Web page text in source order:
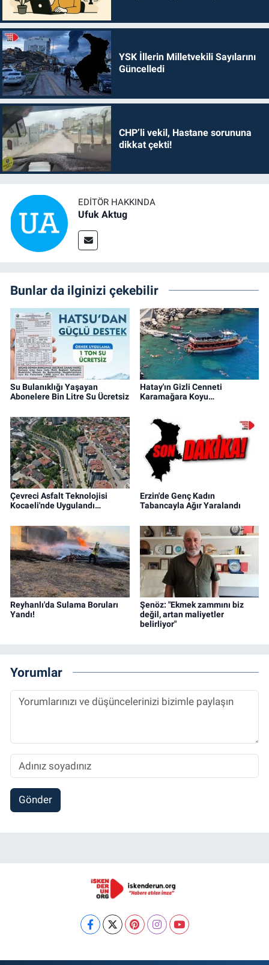
YSK İllerin Milletvekili Sayılarını
Güncelledi
CHP’li vekil, Hastane sorununa
dikkat çekti!
EDITÖR HAKKINDA
Ufuk Aktug
Bunlar da ilginizi çekebilir
Su Bulanıklığı Yaşayan
Abonelere Bin Litre Su Ücretsiz
Hatay'ın Gizli Cenneti
Karamağara Koyu…
Çevreci Asfalt Teknolojisi
Kocaeli'nde Uygulandı…
Erzin'de Genç Kadın
Tabancayla Ağır Yaralandı
Reyhanlı'da Sulama Boruları
Yandı!
Şenöz: "Ekmek zammını biz
değil, artan maliyetler
belirliyor"
Yorumlar
Gönder